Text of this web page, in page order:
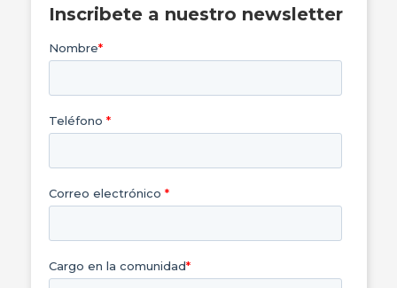
Inscribete a nuestro newsletter